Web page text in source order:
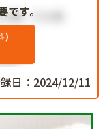
です。
)
日：2024/12/11